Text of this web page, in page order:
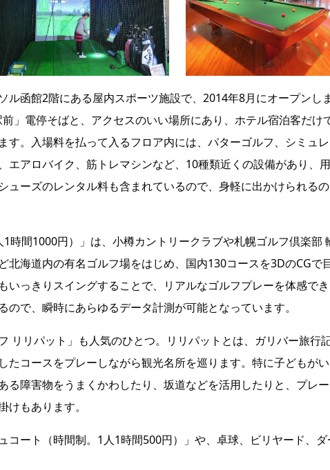
ル函館2階にある屋内スポーツ施設で、2014年8月にオープンし
」電停そばと、アクセスのいい場所にあり、ホテル宿泊客だけ
。入場料を払って入るフロア内には、パターゴルフ、 シミュ
エアロバイク、筋トレマシンなど、10種類近くの設備があり、
ューズのレンタル料も含まれているので、身軽に出かけられる
時間1000円）」は、小樽カントリークラブや札幌ゴルフ倶楽部
北海道内の有名ゴルフ場をはじめ、国内130コースを3DのCGで
っきりスイングすることで、リアルなゴルフプレーを体感でき
で、瞬時にあらゆるデータ計測が可能となっています。
リリパット」も人気のひとつ。リリパットとは、ガリバー旅行
たコースをプレーしながら観光名所を巡ります。特に子どもがい
る障害物をうまくかわしたり、坂道などを活用したりと、プレ
もあります。
コート（時間制。1人1時間500円）」や、卓球、ビリヤード、ダ